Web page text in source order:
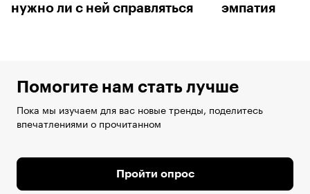
нужно ли с ней справляться
эмпатия
Помогите нам стать лучше
Пока мы изучаем для вас новые тренды, поделитесь
впечатлениями о прочитанном
Пройти опрос